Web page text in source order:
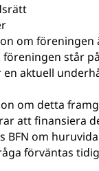
om
står
aktuell
om detta
att finansiera
BFN om
förväntas